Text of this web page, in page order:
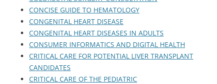
CONCISE GUIDE TO HEMATOLOGY
CONGENITAL HEART DISEASE
CONGENITAL HEART DISEASES IN ADULTS
CONSUMER INFORMATICS AND DIGITAL HEALTH
CRITICAL CARE FOR POTENTIAL LIVER TRANSPLANT
CANDIDATES
CRITICAL CARE OF THE PEDIATRIC